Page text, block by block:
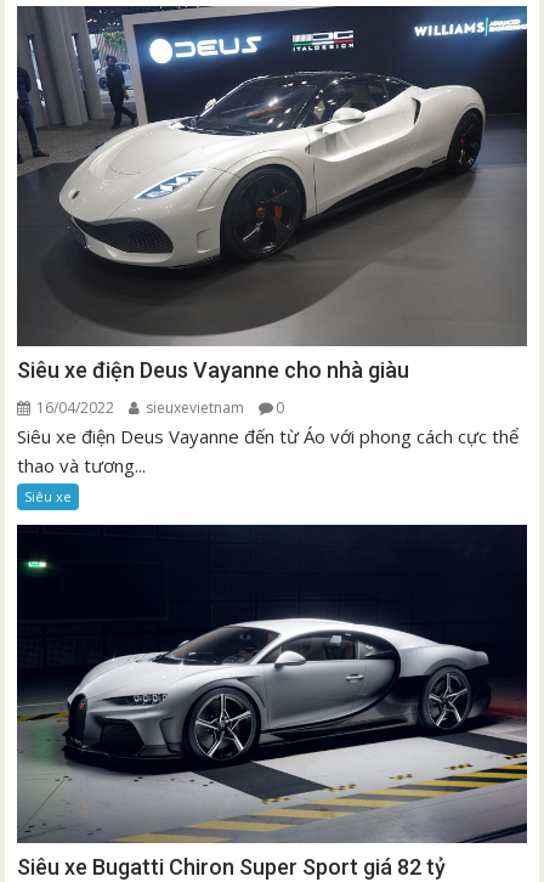
Siêu xe điện Deus Vayanne cho nhà giàu
16/04/2022 sieuxevietnam 0
Siêu xe điện Deus Vayanne đến từ Áo với phong cách cực thể
thao và tương...
Siêu xe
Siêu xe Bugatti Chiron Super Sport giá 82 tỷ